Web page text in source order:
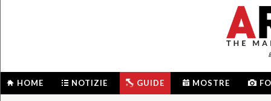
HOME NOTIZIE GUIDE MOSTRE